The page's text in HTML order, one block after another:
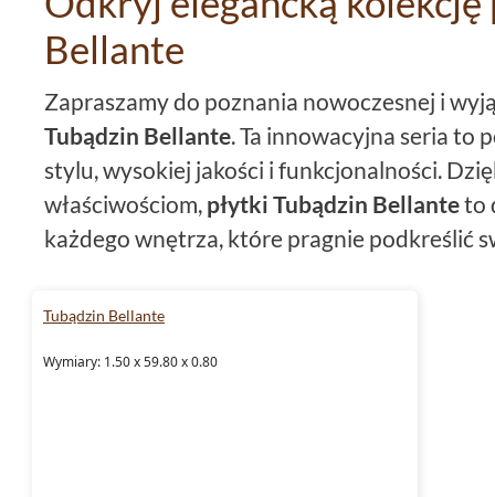
Bellante
Zapraszamy do poznania nowoczesnej i
Tubądzin Bellante. Ta innowacyjna seria to
stylu, wysokiej jakości i funkcjonalności.
właściwościom, płytki Tubądzin Bellanteto
każdego wnętrza, które pragnie podkreślić
Tubądzin Bellante
Wymiary: 1.50 x 59.80 x 0.80